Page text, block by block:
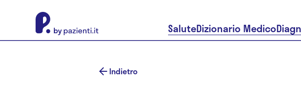
SaluteDizionario Medico
Indietro